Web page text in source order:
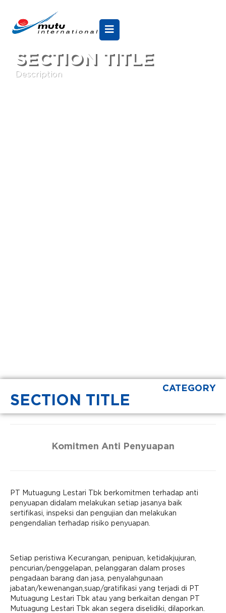
SECTION TITLE
Description
CATEGORY
SECTION TITLE
Komitmen Anti Penyuapan
PT Mutuagung Lestari Tbk berkomitmen terhadap anti
penyuapan didalam melakukan setiap jasanya baik
sertifikasi, inspeksi dan pengujian dan melakukan
pengendalian terhadap risiko penyuapan.
Setiap peristiwa Kecurangan, penipuan, ketidakjujuran,
pencurian/penggelapan, pelanggaran dalam proses
pengadaan barang dan jasa, penyalahgunaan
jabatan/kewenangan,suap/gratifikasi yang terjadi di PT
Mutuagung Lestari Tbk atau yang berkaitan dengan PT
Mutuagung Lestari Tbk akan segera diselidiki, dilaporkan.